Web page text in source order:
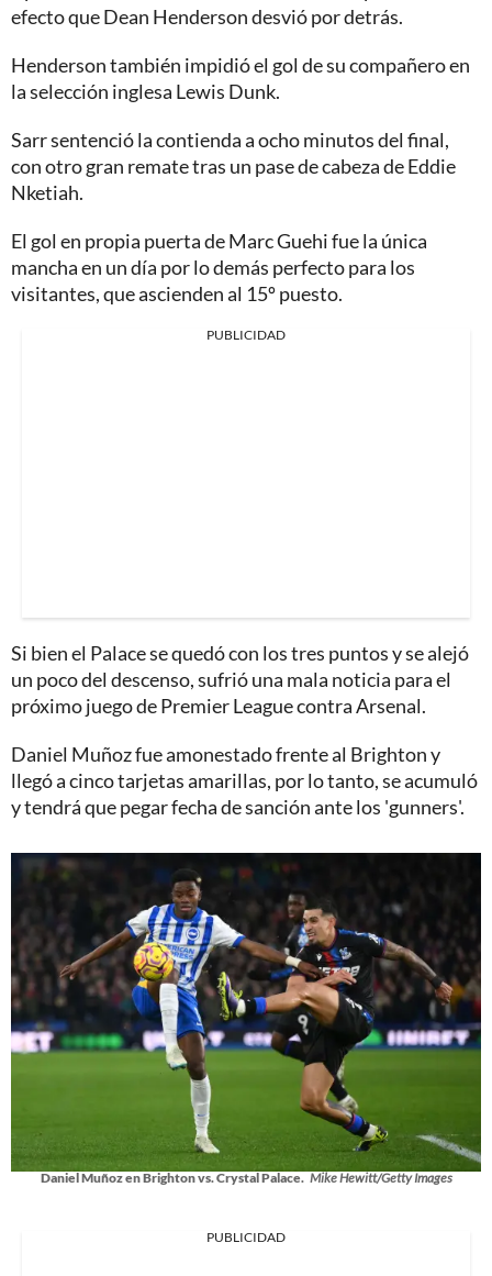
efecto que Dean Henderson desvió por detrás.
Henderson también impidió el gol de su compañero en
la selección inglesa Lewis Dunk.
Sarr sentenció la contienda a ocho minutos del final,
con otro gran remate tras un pase de cabeza de Eddie
Nketiah.
El gol en propia puerta de Marc Guehi fue la única
mancha en un día por lo demás perfecto para los
visitantes, que ascienden al 15º puesto.
PUBLICIDAD
Si bien el Palace se quedó con los tres puntos y se alejó
un poco del descenso, sufrió una mala noticia para el
próximo juego de Premier League contra Arsenal.
Daniel Muñoz fue amonestado frente al Brighton y
llegó a cinco tarjetas amarillas, por lo tanto, se acumuló
y tendrá que pegar fecha de sanción ante los 'gunners'.
Daniel Muñoz en Brighton vs. Crystal Palace. Mike Hewitt/Getty Images
PUBLICIDAD